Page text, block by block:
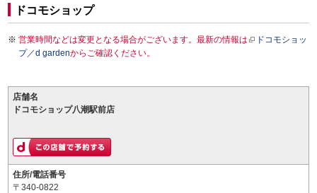
ドコモショップ
営業時間などは変更となる場合がございます。最新の情報は
ドコモショッ
プ／d gardenからご確認ください。
店舗名
ドコモショップ八潮駅前店
住所/電話番号
〒340-0822